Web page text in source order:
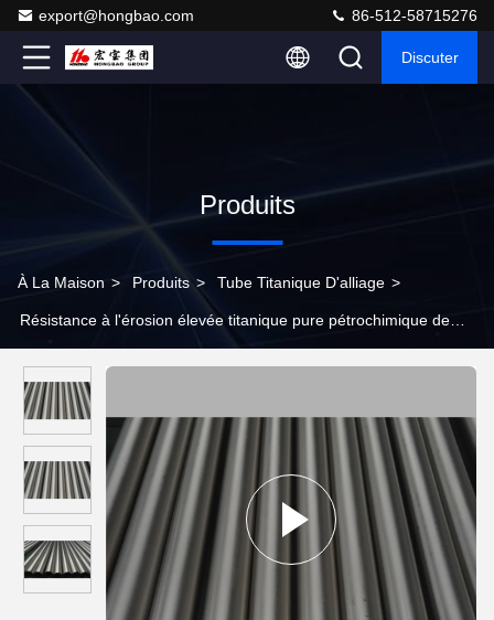
export@hongbao.com 86-512-58715276
Discuter
Produits
À La Maison > Produits > Tube Titanique D'alliage >
Résistance à l'érosion élevée titanique pure pétrochimique de